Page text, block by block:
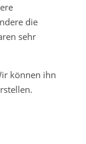
die
sehr
können ihn